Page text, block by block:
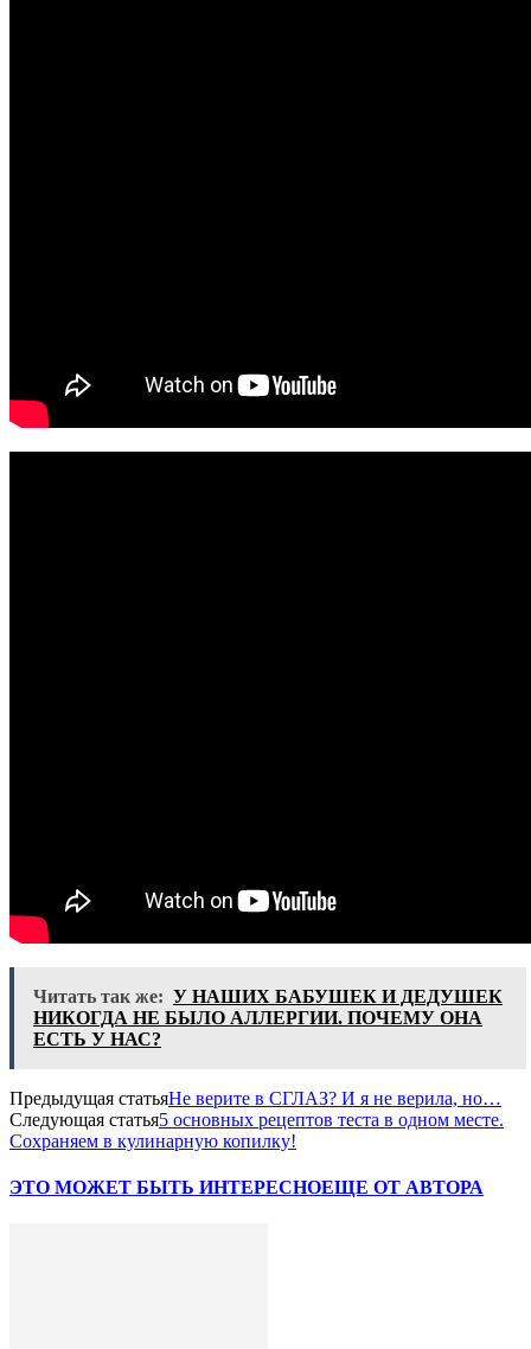
Читать так же: У НАШИХ БАБУШЕК И ДЕДУШЕК
НИКОГДА НЕ БЫЛО АЛЛЕРГИИ. ПОЧЕМУ ОНА
ЕСТЬ У НАС?
Предыдущая статьяНе верите в СГЛАЗ? И я не верила, но…
Следующая статья5 основных рецептов теста в одном месте.
Сохраняем в кулинарную копилку!
ЭТО МОЖЕТ БЫТЬ ИНТЕРЕСНОЕЩЕ ОТ АВТОРА